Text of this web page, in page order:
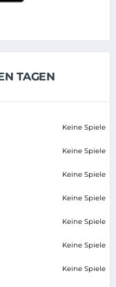
TAGEN
Keine Spiele
Keine Spiele
Keine Spiele
Keine Spiele
Keine Spiele
Keine Spiele
Keine Spiele